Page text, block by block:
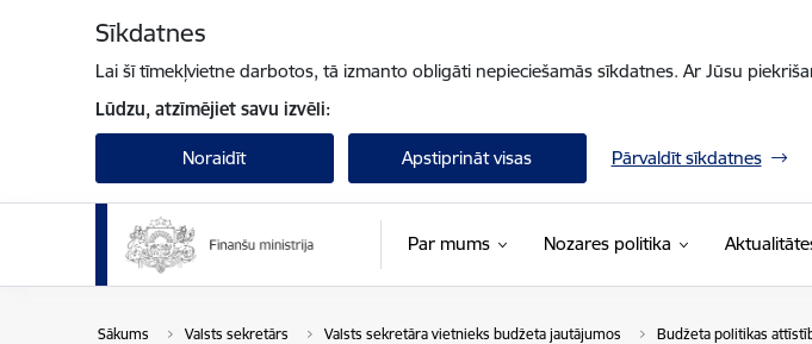
Sīkdatnes
Lai šī tīmekļvietne darbotos, tā izmanto obligāti nepieciešamās sīkdatnes. Ar Jūsu
Lūdzu, atzīmējiet savu izvēli:
Noraidīt Apstiprināt visas Pārvaldīt sīkdatnes
Par mums Nozares politika
Sākums Valsts sekretārs Valsts sekretāra vietnieks budžeta jautājumos Budžeta politikas